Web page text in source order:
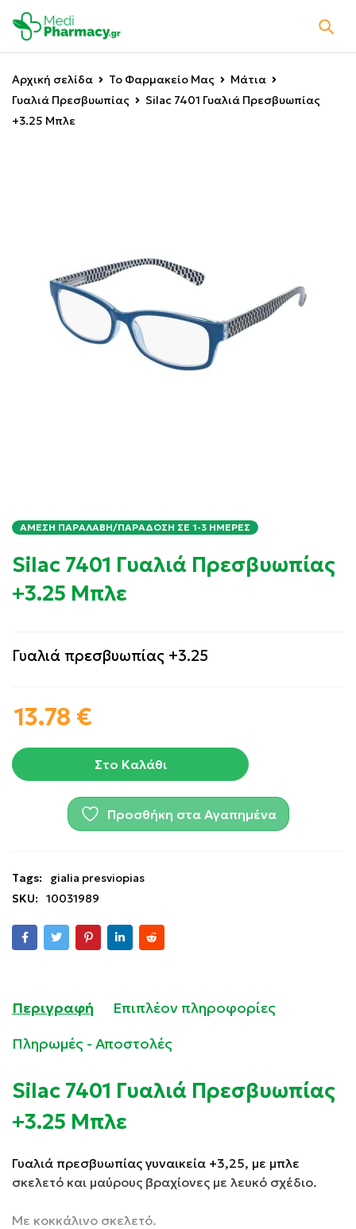
Αρχική σελίδα Το Φαρμακείο Μας
Μάτια
Γυαλιά Πρεσβυωπίας
Silac 7401 Γυαλιά Πρεσβυωπίας
+3.25 Μπλε
ΆΜΕΣΗ ΠΑΡΑΛΑΒΉ/ΠΑΡΆΔΟΣΗ ΣΕ 1-3 ΗΜΈΡΕΣ
Silac 7401 Γυαλιά Πρεσβυωπίας
+3.25 Μπλε
Γυαλιά πρεσβυωπίας +3.25
13.78 €
Στο Καλάθι
Προσθήκη στα Αγαπημένα
Tags:
gialia presviopias
SKU:
10031989
Περιγραφή
Επιπλέον πληροφορίες
Πληρωμές - Αποστολές
Silac 7401 Γυαλιά Πρεσβυωπίας
+3.25 Μπλε
Γυαλιά πρεσβυωπίας γυναικεία +3,25, με μπλε
σκελετό και μαύρους βραχίονες με λευκό σχέδιο.
Με κοκκάλινο σκελετό.